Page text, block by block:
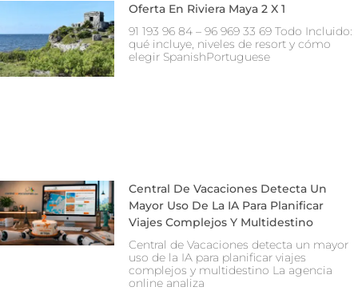
Oferta En Riviera Maya 2 X 1
91 193 96 84 – 96 969 33 69 Todo Incluido:
qué incluye, niveles de resort y cómo
elegir SpanishPortuguese
Central De Vacaciones Detecta Un
Mayor Uso De La IA Para Planificar
Viajes Complejos Y Multidestino
Central de Vacaciones detecta un mayor
uso de la IA para planificar viajes
complejos y multidestino La agencia
online analiza